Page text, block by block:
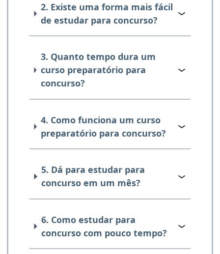
2. Existe uma forma mais fácil
de estudar para concurso?
3. Quanto tempo dura um
curso preparatório para
concurso?
4. Como funciona um curso
preparatório para concurso?
5. Dá para estudar para
concurso em um mês?
6. Como estudar para
concurso com pouco tempo?